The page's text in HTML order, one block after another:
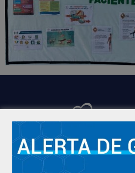
Hospital São Camilo – há mais de 50
com qualidade, acolhimento e
Aracruz e região.